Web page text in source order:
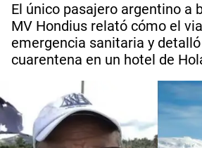
El único pasajero argentino a
MV Hondius relató cómo el
emergencia sanitaria y
cuarentena en un hotel de